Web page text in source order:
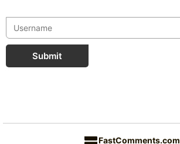
Submit
FastComments.com